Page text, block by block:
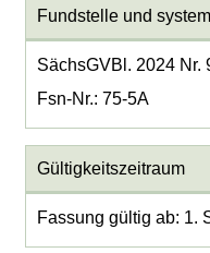
Fundstelle und
SächsGVBl. 2024 Nr.
Fsn-Nr.: 75-5A
Gültigkeitszeitraum
Fassung gültig ab: 1.